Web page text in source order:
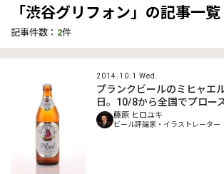
「渋谷グリフォン」の記事一覧
記事件数： 2件
2014.10.1 Wed.
プランクビールのミヒャエ
日。10/8から全国でプロー
藤原 ヒロユキ
ビール評論家・イラストレーター